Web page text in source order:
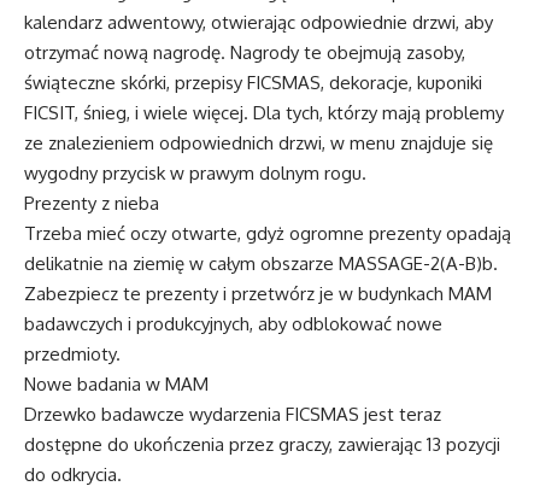
kalendarz adwentowy, otwierając odpowiednie drzwi, aby
otrzymać nową nagrodę. Nagrody te obejmują zasoby,
świąteczne skórki, przepisy FICSMAS, dekoracje, kuponiki
FICSIT, śnieg, i wiele więcej. Dla tych, którzy mają problemy
ze znalezieniem odpowiednich drzwi, w menu znajduje się
wygodny przycisk w prawym dolnym rogu.
Prezenty z nieba
Trzeba mieć oczy otwarte, gdyż ogromne prezenty opadają
delikatnie na ziemię w całym obszarze MASSAGE-2(A-B)b.
Zabezpiecz te prezenty i przetwórz je w budynkach MAM
badawczych i produkcyjnych, aby odblokować nowe
przedmioty.
Nowe badania w MAM
Drzewko badawcze wydarzenia FICSMAS jest teraz
dostępne do ukończenia przez graczy, zawierając 13 pozycji
do odkrycia.